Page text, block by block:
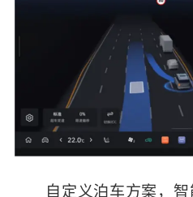
自定义泊车方案，